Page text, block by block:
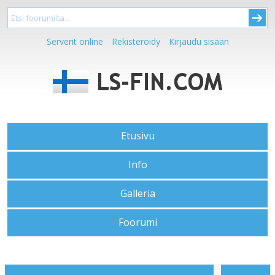
Serverit online Rekisteröidy Kirjaudu sisään
Etusivu
Info
Galleria
Foorumi